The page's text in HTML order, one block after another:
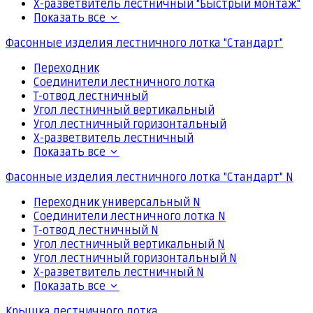
Х-разветвитель лестничный "Быстрый монтаж"
Показать все
Фасонные изделия лестничного лотка "Стандарт"
Переходник
Соединители лестничного лотка
Т-отвод лестничный
Угол лестничный вертикальный
Угол лестничный горизонтальный
Х-разветвитель лестничный
Показать все
Фасонные изделия лестничного лотка "Стандарт" N
Переходник универсальный N
Соединители лестничного лотка N
Т-отвод лестничный N
Угол лестничный вертикальный N
Угол лестничный горизонтальный N
Х-разветвитель лестничный N
Показать все